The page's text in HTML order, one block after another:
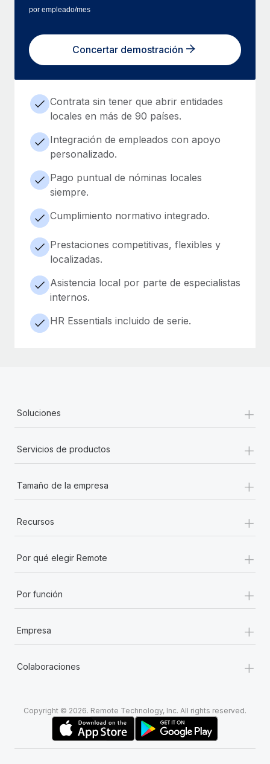
por empleado/mes
Concertar demostración
Contrata sin tener que abrir entidades
locales en más de 90 países.
Integración de empleados con apoyo
personalizado.
Pago puntual de nóminas locales
siempre.
Cumplimiento normativo integrado.
Prestaciones competitivas, flexibles y
localizadas.
Asistencia local por parte de especialistas
internos.
HR Essentials incluido de serie.
Soluciones +
Servicios de productos +
Tamaño de la empresa +
Recursos +
Por qué elegir Remote +
Por función +
Empresa +
Colaboraciones +
Copyright © 2026. Remote Technology, Inc. All rights reserved.